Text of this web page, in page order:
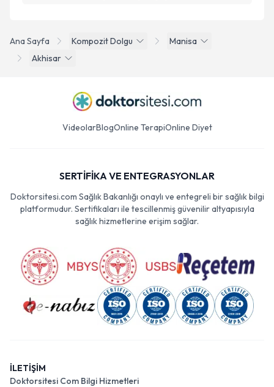
Ana Sayfa Kompozit Dolgu
Manisa
Akhisar
VideolarBlogOnline TerapiOnline Diyet
SERTİFİKA VE ENTEGRASYONLAR
Doktorsitesi.com Sağlık Bakanlığı onaylı ve entegreli bir sağlık bilgi
platformudur. Sertifikaları ile tescillenmiş güvenilir altyapısıyla
sağlık hizmetlerine erişim sağlar.
İLETİŞİM
Doktorsitesi Com Bilgi Hizmetleri